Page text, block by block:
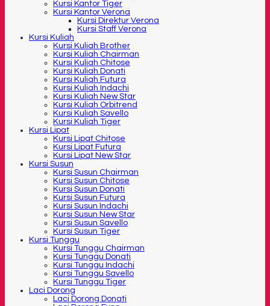
Kursi Kantor Tiger
Kursi Kantor Verona
Kursi Direktur Verona
Kursi Staff Verona
Kursi Kuliah
Kursi Kuliah Brother
Kursi Kuliah Chairman
Kursi Kuliah Chitose
Kursi Kuliah Donati
Kursi Kuliah Futura
Kursi Kuliah Indachi
Kursi Kuliah New Star
Kursi Kuliah Orbitrend
Kursi Kuliah Savello
Kursi Kuliah Tiger
Kursi Lipat
Kursi Lipat Chitose
Kursi Lipat Futura
Kursi Lipat New Star
Kursi Susun
Kursi Susun Chairman
Kursi Susun Chitose
Kursi Susun Donati
Kursi Susun Futura
Kursi Susun Indachi
Kursi Susun New Star
Kursi Susun Savello
Kursi Susun Tiger
Kursi Tunggu
Kursi Tunggu Chairman
Kursi Tunggu Donati
Kursi Tunggu Indachi
Kursi Tunggu Savello
Kursi Tunggu Tiger
Laci Dorong
Laci Dorong Donati